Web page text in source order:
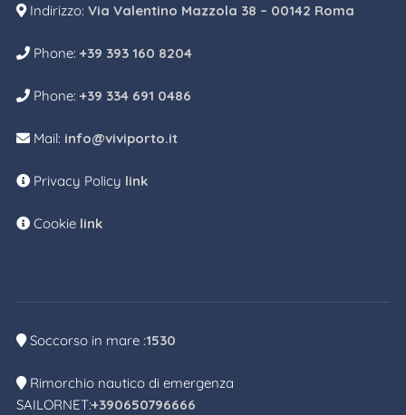
Indirizzo: Via Valentino Mazzola 38 – 00142 Roma
Phone:+39 393 160 8204
Phone:+39 334 691 0486
Mail: info@viviporto.it
Privacy Policy link
Cookie link
Soccorso in mare :1530
Rimorchio nautico di emergenza
SAILORNET:+390650796666